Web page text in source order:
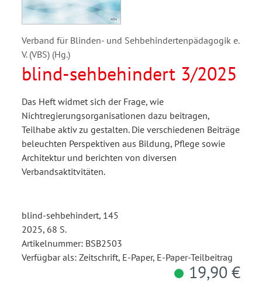
Verband für Blinden- und Sehbehindertenpädagogik e.
V. (VBS) (Hg.)
blind-sehbehindert 3/2025
Das Heft widmet sich der Frage, wie
Nichtregierungsorganisationen dazu beitragen,
Teilhabe aktiv zu gestalten. Die verschiedenen Beiträge
beleuchten Perspektiven aus Bildung, Pflege sowie
Architektur und berichten von diversen
Verbandsaktitvitäten.
blind-sehbehindert, 145
2025, 68 S.
Artikelnummer: BSB2503
Verfügbar als: Zeitschrift, E-Paper, E-Paper-Teilbeitrag
19,90 €